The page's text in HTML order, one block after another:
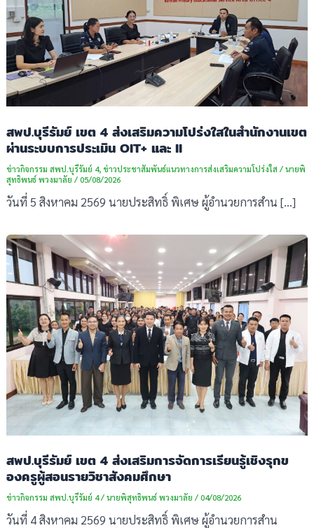
สพป.บุรีรัมย์ เขต 4 ส่งเสริมความโปร่งใสในสำนักงานเขต
ผ่านระบบการประเมิน OIT+ และ II
ข่าวกิจกรรม สพป.บุรีรัมย์ 4, ข่าวประชาสัมพันธ์แนวทางการส่งเสริมความโปร่งใส/ นายพิ
สุทธิพนธ์ พวงมาลัย / 05/08/2026
วันที่ 5 สิงหาคม 2569 นายประสิทธิ์ พิเศษ ผู้อำนวยการสำน […]
สพป.บุรีรัมย์ เขต 4 ส่งเสริมการจัดการเรียนรู้เชิงรุกข
องครูผู้สอนรายวิชาสังคมศึกษา
ข่าวกิจกรรม สพป.บุรีรัมย์ 4/ นายพิสุทธิพนธ์ พวงมาลัย / 04/08/2026
วันที่ 4 สิงหาคม 2569 นายประสิทธิ์ พิเศษ ผู้อำนวยการสำน